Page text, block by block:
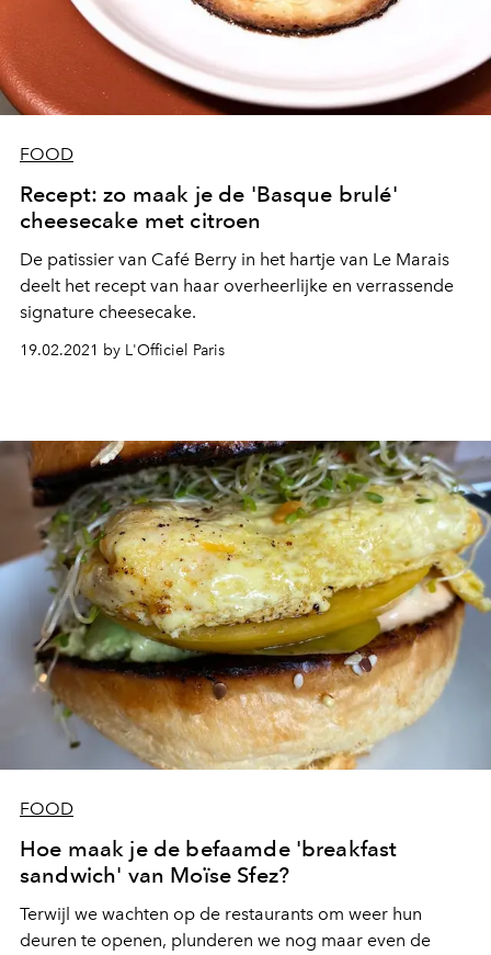
FOOD
Recept: zo maak je de 'Basque brulé'
cheesecake met citroen
De patissier van Café Berry in het hartje van Le Marais
deelt het recept van haar overheerlijke en verrassende
signature cheesecake.
19.02.2021 by L'Officiel Paris
FOOD
Hoe maak je de befaamde 'breakfast
sandwich' van Moïse Sfez?
Terwijl we wachten op de restaurants om weer hun
deuren te openen, plunderen we nog maar even de